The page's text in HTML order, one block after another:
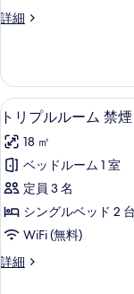
す
ム
煙
の
す
べ
て
の
写
真
を
詳細
セ
ル
ル
ー
禁
煙
の
詳
細
ト
リ
プ
ル
ル
ー
禁
7
トリプルルーム 禁煙
18 ㎡
ベッドルーム 1 室
定員 3 名
シングルベッド 2
WiFi (無料)
詳細
ト